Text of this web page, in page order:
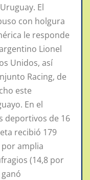
El
con holgura
le responde
Lionel
Unidos, así
Racing, de
este
En el
deportivos de 16
recibió 179
amplia
(14,8 por
ganó